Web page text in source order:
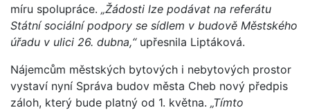
míru spolupráce. „Žádosti lze podávat na referátu
Státní sociální podpory se sídlem v budově Městského
úřadu v ulici 26. dubna,“upřesnila Liptáková.
Nájemcům městských bytových i nebytových prostor
vystaví nyní Správa budov města Cheb nový předpis
záloh, který bude platný od 1. května. „Tímto